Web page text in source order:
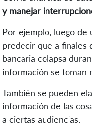
y manejar
Por ejemplo, luego de
predecir que a finales
bancaria colapsa
información se toman
También se pueden
información de las
a ciertas audiencias.